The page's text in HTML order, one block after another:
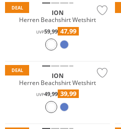
DEAL
ION
Herren Beachshirt Wetshirt
UVP59,99 47,99
DEAL
ION
Herren Beachshirt Wetshirt
UVP49,99 39,99